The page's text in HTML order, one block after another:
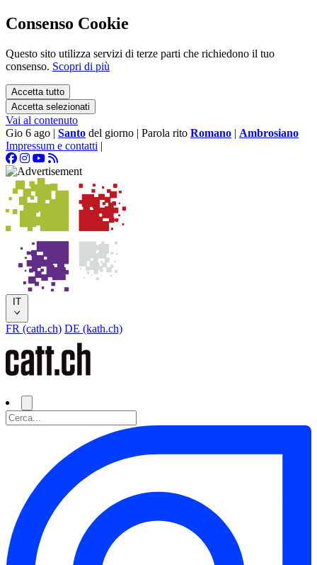
Consenso Cookie
Questo sito utilizza servizi di terze parti che richiedono il tuo
consenso. Scopri di più
Accetta tutto
Accetta selezionati
Vai al contenuto
Gio 6 ago | Santo del giorno | Parola rito Romano | Ambrosiano
Impressum e contatti |
IT
FR (cath.ch) DE (kath.ch)